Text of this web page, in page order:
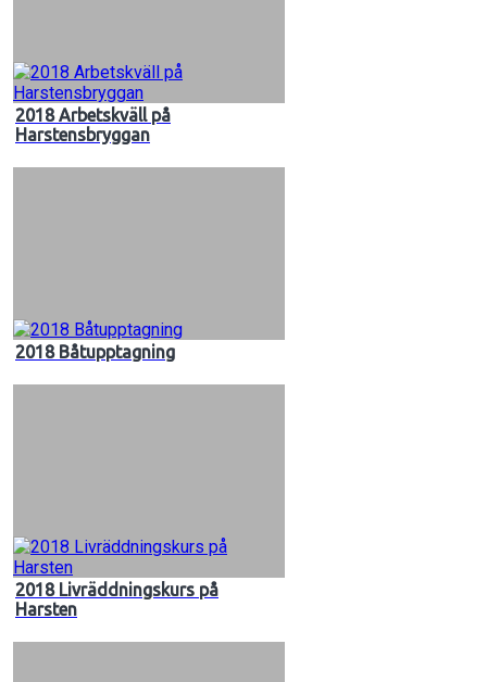
2018 Arbetskväll på
Harstensbryggan
2018 Båtupptagning
2018 Livräddningskurs på
Harsten